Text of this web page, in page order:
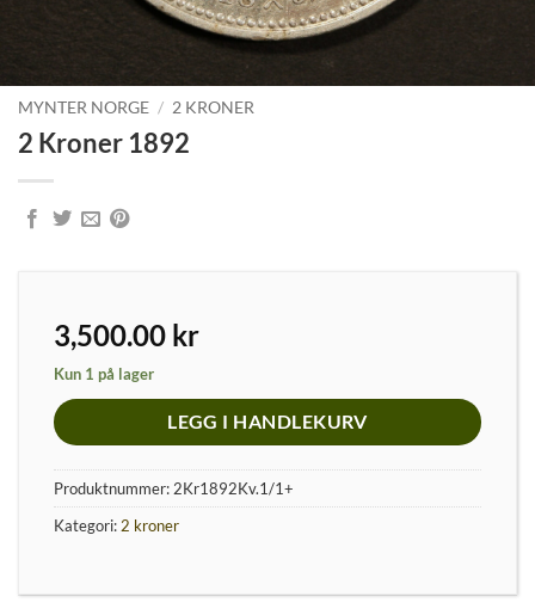
MYNTER NORGE / 2 KRONER
2 Kroner 1892
3,500.00 kr
Kun 1 på lager
LEGG I HANDLEKURV
Produktnummer:2Kr1892Kv.1/1+
Kategori:2 kroner